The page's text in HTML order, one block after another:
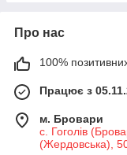
Про нас
100% позитивних
Працює з
м. Бровари
с. Гоголів
(Жердовська),